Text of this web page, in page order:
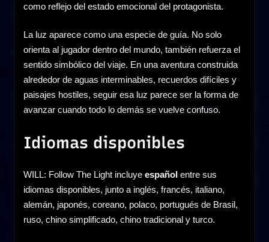
como reflejo del estado emocional del protagonista.
La luz aparece como una especie de guía. No solo
orienta al jugador dentro del mundo, también refuerza el
sentido simbólico del viaje. En una aventura construida
alrededor de aguas interminables, recuerdos difíciles y
paisajes hostiles, seguir esa luz parece ser la forma de
avanzar cuando todo lo demás se vuelve confuso.
Idiomas disponibles
WILL: Follow The Light incluye español entre sus
idiomas disponibles, junto a inglés, francés, italiano,
alemán, japonés, coreano, polaco, portugués de Brasil,
ruso, chino simplificado, chino tradicional y turco.